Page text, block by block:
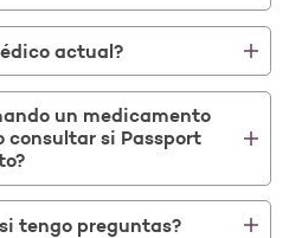
actual?
un medicamento
consultar si Passport
tengo preguntas?